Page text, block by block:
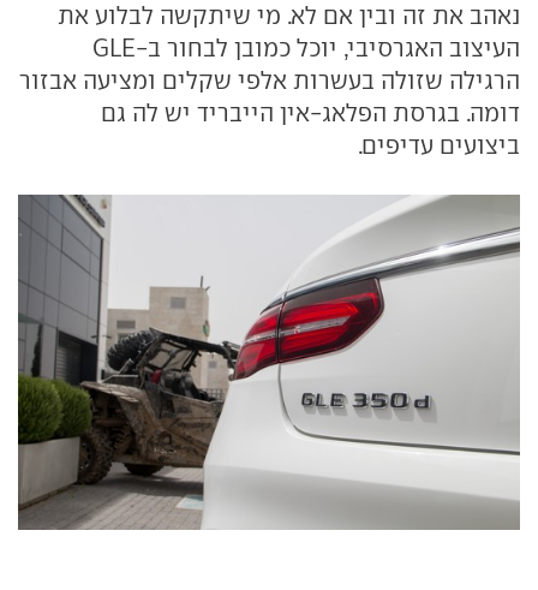
נאהב את זה ובין אם לא. מי שיתקשה לבלוע את
העיצוב האגרסיבי, יוכל כמובן לבחור ב-GLE
הרגילה שזולה בעשרות אלפי שקלים ומציעה אבזור
דומה. בגרסת הפלאג-אין הייבריד יש לה גם
ביצועים עדיפים.